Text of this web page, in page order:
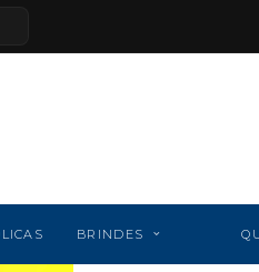
BRINDES